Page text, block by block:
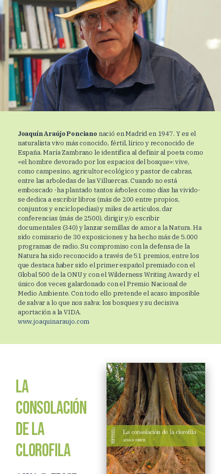
Joaquín Araújo Ponciano nació en Madrid en 1947. Y es el
naturalista vivo más conocido, fértil, lírico y reconocido de
España. María Zambrano le identifica al definir al poeta como
«el hombre devorado por los espacios del bosque»: vive,
como campesino, agricultor ecológico y pastor de cabras,
entre las arboledas de las Villuercas. Cuando no está
emboscado -ha plantado tantos árboles como días ha vivido-
se dedica a escribir libros (más de 200 entre propios,
conjuntos y enciclopedias) y miles de artículos, dar
conferencias (más de 2500), dirigir y/o escribir
documentales (340) y lanzar semillas de amor a la Natura. Ha
sido comisario de 30 exposiciones y ha hecho más de 5.000
programas de radio. Su compromiso con la defensa de la
Natura ha sido reconocido a través de 51 premios, entre los
que destaca haber sido el primer español premiado con el
Global 500 de la ONU y con el Wilderness Writing Award y el
único dos veces galardonado con el Premio Nacional de
Medio Ambiente. Con todo ello pretende el acaso imposible
de salvar a lo que nos salva: los bosques y su decisiva
aportación a la VIDA.
www.joaquinaraujo.com
LA
CONSOLACIÓN
DE LA
CLOROFILA